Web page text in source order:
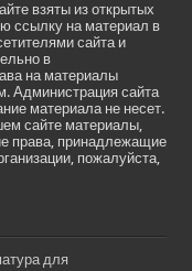
взяты из открытых
ссылку на материал в
сайта и
в
на материалы
Администрация сайта
материала не несет.
сайте материалы,
права, принадлежащие
пожалуйста,
для